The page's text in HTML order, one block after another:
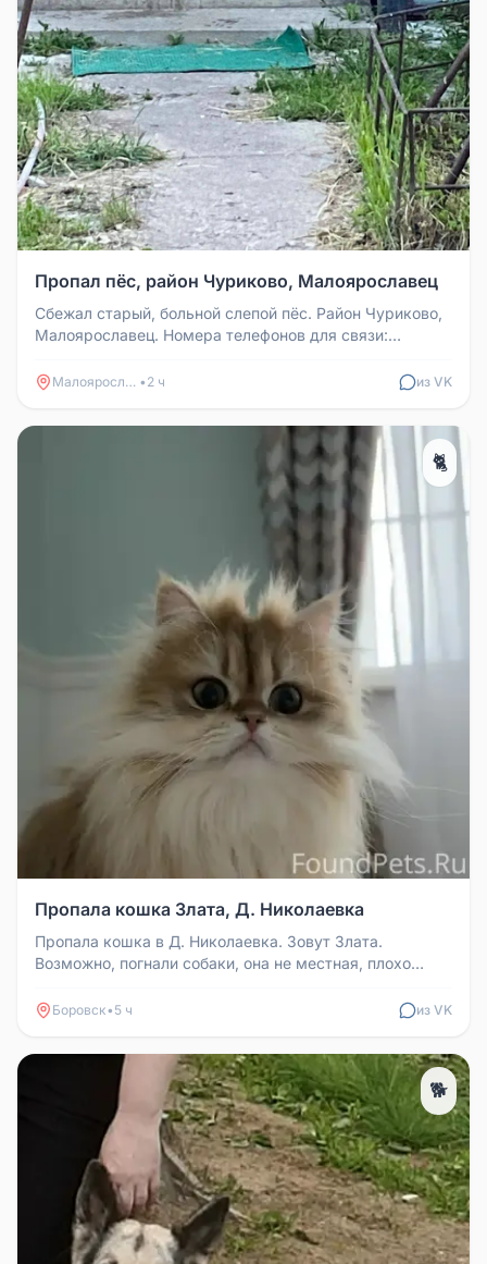
Пропал пёс, район Чуриково, Малоярославец
Сбежал старый, больной слепой пёс. Район Чуриково,
Малоярославец. Номера телефонов для связи:
Малоярославец • 2 ч из VK
🐈
Пропала кошка Злата, Д. Николаевка
Пропала кошка в Д. Николаевка. Зовут Злата.
Возможно, погнали собаки, она не местная, плохо
Боровск• 5 ч из VK
🐕